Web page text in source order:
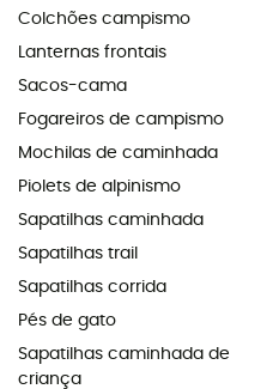
Colchões campismo
Lanternas frontais
Sacos-cama
Fogareiros de campismo
Mochilas de caminhada
Piolets de alpinismo
Sapatilhas caminhada
Sapatilhas trail
Sapatilhas corrida
Pés de gato
Sapatilhas caminhada de
criança